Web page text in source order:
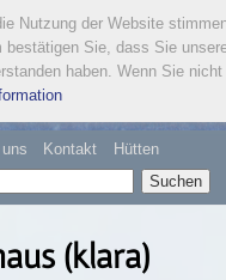
Kontakt Hütten
Suchen
(klara)
Nutzung der Website
bestätigen Sie, dass Sie
haben. Wenn Sie